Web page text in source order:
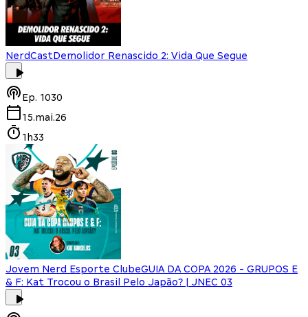
NerdCastDemolidor Renascido 2: Vida Que Segue
Ep. 1030
15.mai.26
1h33
Jovem Nerd Esporte ClubeGUIA DA COPA 2026 - GRUPOS E
& F: Kat Trocou o Brasil Pelo Japão? | JNEC 03